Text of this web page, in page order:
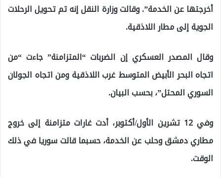
أخرجتها عن الخدمة”. وقالت وزارة النقل إنه تم تحويل الرحلات
الجوية إلى مطار اللاذقية.
وقال المصدر العسكري إن الضربات “المتزامنة” جاءت “من
اتجاه البحر الأبيض المتوسط ​​غرب اللاذقية ومن اتجاه الجولان
السوري المحتل”، بحسب البيان.
وفي 12 تشرين الأول/أكتوبر، أدت غارات متزامنة إلى خروج
مطاري دمشق وحلب عن الخدمة، حسبما قالت سوريا في ذلك
الوقت.